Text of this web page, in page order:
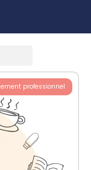
professionnel